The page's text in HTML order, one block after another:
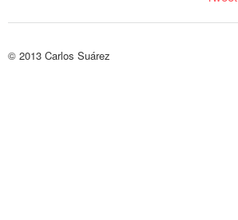
© 2013 Carlos Suárez